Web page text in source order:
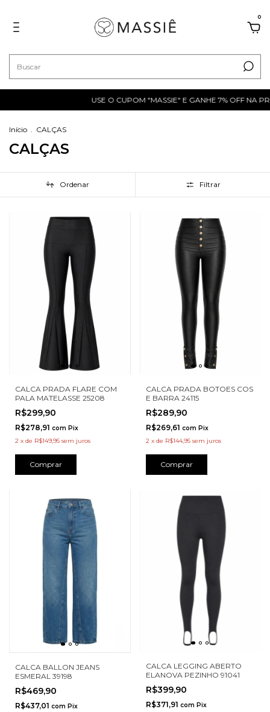
0
USE O CUPOM "MASSIE" E GANHE 7% OFF NA PRIMEIRA
Início . CALÇAS
CALÇAS
Ordenar Filtrar
CALCA PRADA FLARE COM
PALA MATELASSE 25208
R$299,90
R$278,91 com Pix
2 x de R$149,95 sem juros
Comprar
CALCA PRADA BOTOES COS
E BARRA 24115
R$289,90
R$269,61 com Pix
2 x de R$144,95 sem juros
Comprar
CALCA BALLON JEANS
ESMERAL 39198
R$469,90
R$437,01 com Pix
CALCA LEGGING ABERTO
ELANOVA PEZINHO 91041
R$399,90
R$371,91 com Pix